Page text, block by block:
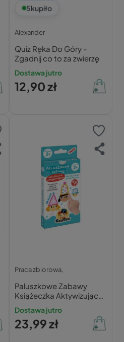
5kupiło
Alexander
Quiz Ręka Do Góry -
Zgadnij co to za zwierzę
Dostawa jutro
12,90 zł
Praca zbiorowa,
Paluszkowe Zabawy
Książeczka Aktywizująca
Dla Dzieci 2+ CzuCzu
Dostawa jutro
23,99 zł